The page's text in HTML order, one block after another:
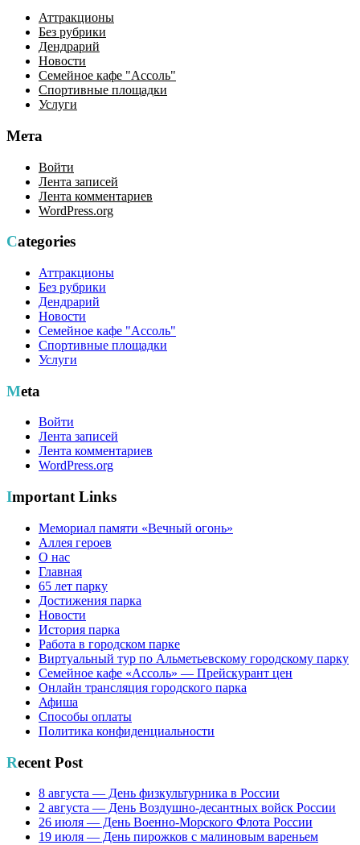
Аттракционы
Без рубрики
Дендрарий
Новости
Семейное кафе "Ассоль"
Спортивные площадки
Услуги
Мета
Войти
Лента записей
Лента комментариев
WordPress.org
Categories
Аттракционы
Без рубрики
Дендрарий
Новости
Семейное кафе "Ассоль"
Спортивные площадки
Услуги
Meta
Войти
Лента записей
Лента комментариев
WordPress.org
Important Links
Мемориал памяти «Вечный огонь»
Аллея героев
О нас
Главная
65 лет парку
Достижения парка
Новости
История парка
Работа в городском парке
Виртуальный тур по Альметьевскому городскому парку
Семейное кафе «Ассоль» — Прейскурант цен
Онлайн трансляция городского парка
Афиша
Способы оплаты
Политика конфиденциальности
Recent Post
8 августа — День физкультурника в России
2 августа — День Воздушно-десантных войск России
26 июля — День Военно-Морского Флота России
19 июля — День пирожков с малиновым вареньем